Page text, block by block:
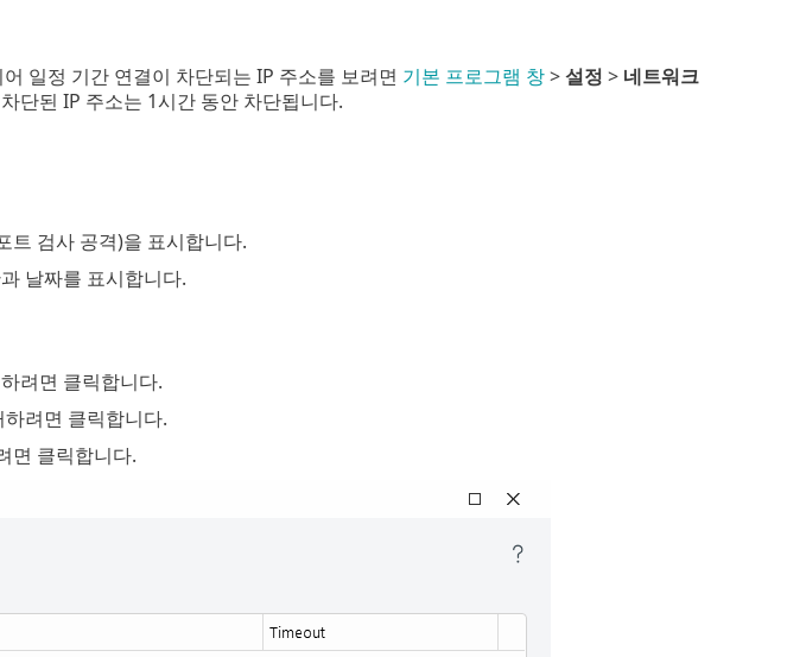
일정 기간 연결이 차단되는 IP 주소를 보려면 기본 프로그램 창>설정 > 네트워크
단된 IP 주소는 1시간 동안 차단됩니다.
트 검사 공격)을 표시합니다.
날짜를 표시합니다.
려면 클릭합니다.
려면 클릭합니다.
면 클릭합니다.